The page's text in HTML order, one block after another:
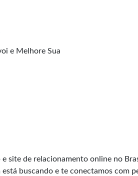
e Melhore Sua
site de relacionamento online no
buscando e te conectamos com